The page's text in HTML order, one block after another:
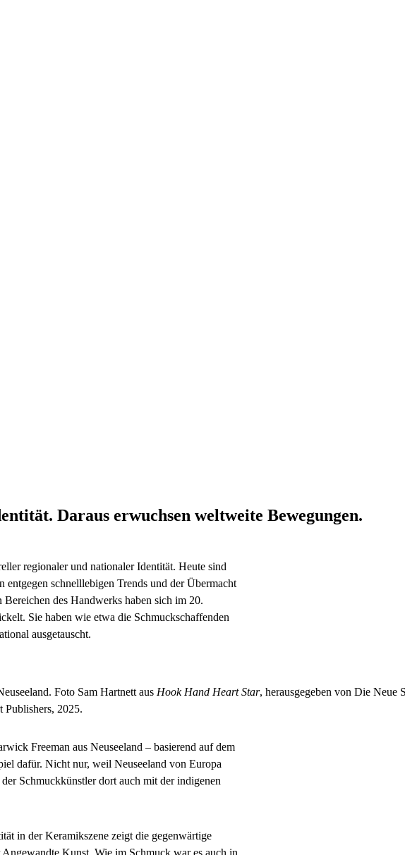
Daraus erwuchsen weltweite Bewegungen.
regionaler und nationaler Identität. Heute sind
schnelllebigen Trends und der Übermacht
des Handwerks haben sich im 20.
Sie haben wie etwa die Schmuckschaffenden
ausgetauscht.
Foto Sam Hartnett aus Hook Hand Heart Star, herausgegeben von Die Neue
Publishers, 2025.
Freeman aus Neuseeland – basierend auf dem
dafür. Nicht nur, weil Neuseeland von Europa
Schmuckkünstler dort auch mit der indigenen
in der Keramikszene zeigt die gegenwärtige